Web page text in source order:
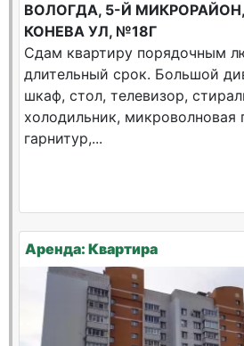
ВОЛОГДА, 5-Й
КОНЕВА УЛ, №18Г
Сдам квартиру порядочным
длительный срок. Большой
шкаф, стол, телевизор,
холодильник, микроволновая
гарнитур,...
Аренда: Квартира